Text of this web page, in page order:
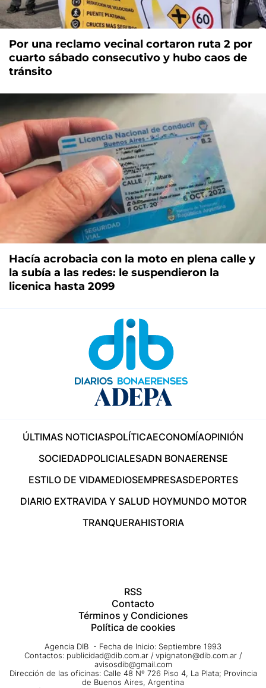
Por una reclamo vecinal cortaron ruta 2 por
cuarto sábado consecutivo y hubo caos de
tránsito
Hacía acrobacia con la moto en plena calle y
la subía a las redes: le suspendieron la
licenica hasta 2099
ÚLTIMAS NOTICIASPOLÍTICAECONOMÍAOPINIÓN
SOCIEDADPOLICIALESADN BONAERENSE
ESTILO DE VIDAMEDIOSEMPRESASDEPORTES
DIARIO EXTRAVIDA Y SALUD HOYMUNDO MOTOR
TRANQUERAHISTORIA
RSS
Contacto
Términos y Condiciones
Política de cookies
Agencia DIB - Fecha de Inicio: Septiembre 1993
Contactos: publicidad@dib.com.ar / vpignaton@dib.com.ar /
avisosdib@gmail.com
Dirección de las oficinas: Calle 48 Nº 726 Piso 4, La Plata; Provincia
de Buenos Aires, Argentina